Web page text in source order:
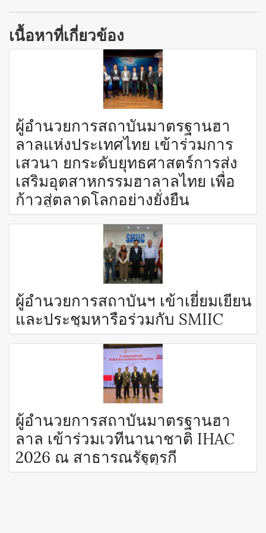
เนื้อหาที่เกี่ยวข้อง
ผู้อำนวยการสถาบันมาตรฐานฮา
ลาลแห่งประเทศไทย เข้าร่วมการ
เสวนา ยกระดับยุทธศาสตร์การส่ง
เสริมอุตสาหกรรมฮาลาลไทย เพื่อ
ก้าวสู่ตลาดโลกอย่างยั่งยืน
ผู้อำนวยการสถาบันฯ เข้าเยี่ยมเยียน
และประชุมหารือร่วมกับ SMIIC
ผู้อำนวยการสถาบันมาตรฐานฮา
ลาล เข้าร่วมเวทีนานาชาติ IHAC
2026 ณ สาธารณรัฐตุรกี